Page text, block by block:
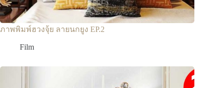
ภาพพิมพ์ฮวงจุ้ย ลายนกยูง EP.2
Film